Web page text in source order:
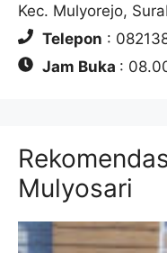
Kec. Mulyorejo,
Telepon :
Jam Buka :
Mulyosari